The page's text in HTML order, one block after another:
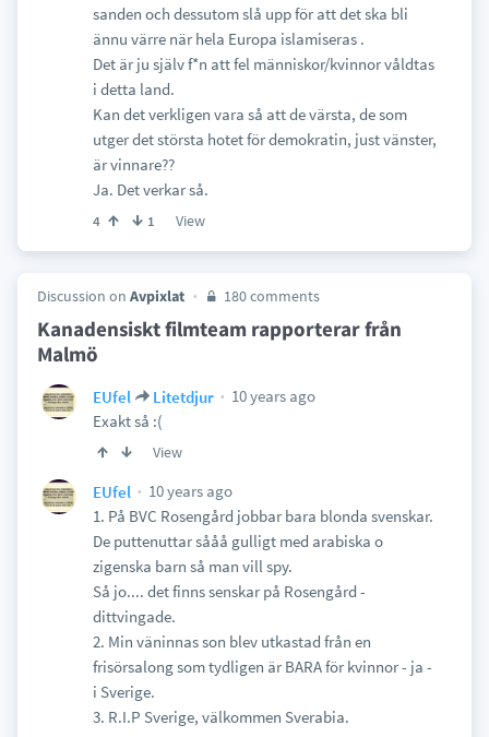
sanden och dessutom slå upp för att det ska bli
ännu värre när hela Europa islamiseras .
Det är ju själv f*n att fel människor/kvinnor våldtas
i detta land.
Kan det verkligen vara så att de värsta, de som
utger det största hotet för demokratin, just vänster,
är vinnare??
Ja. Det verkar så.
4 1 View
Discussion on Avpixlat 180 comments
Kanadensiskt filmteam rapporterar från
Malmö
EUfel Litetdjur
10 years ago
Exakt så :(
View
EUfel
10 years ago
1. På BVC Rosengård jobbar bara blonda svenskar.
De puttenuttar sååå gulligt med arabiska o
zigenska barn så man vill spy.
Så jo.... det finns senskar på Rosengård -
dittvingade.
2. Min väninnas son blev utkastad från en
frisörsalong som tydligen är BARA för kvinnor - ja -
i Sverige.
3. R.I.P Sverige, välkommen Sverabia.